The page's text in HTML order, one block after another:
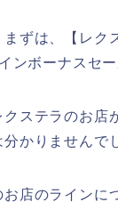
ずは、【レク
ンボーナスセ
ステラのお店
かりませんで
店のラインに